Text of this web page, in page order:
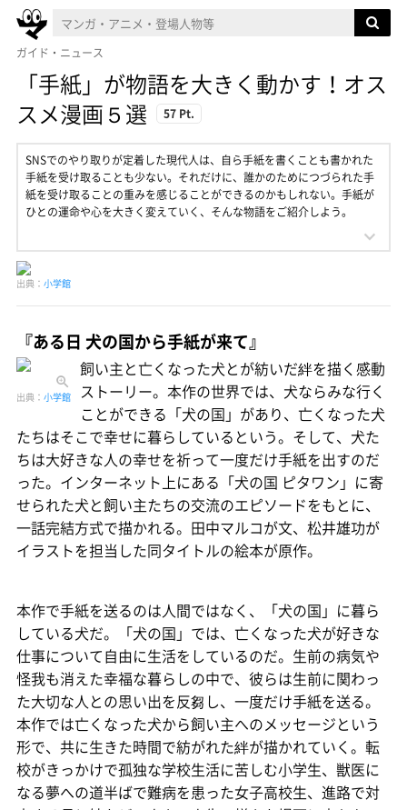
ガイド・ニュース
「手紙」が物語を大きく動かす！オス
スメ漫画５選
57 Pt.
SNSでのやり取りが定着した現代人は、自ら手紙を書くことも書かれた
手紙を受け取ることも少ない。それだけに、誰かのためにつづられた手
紙を受け取ることの重みを感じることができるのかもしれない。手紙が
ひとの運命や心を大きく変えていく、そんな物語をご紹介しよう。
出典： 小学館
『ある日 犬の国から手紙が来て』
出典： 小学館
飼い主と亡くなった犬とが紡いだ絆を描く感動
ストーリー。本作の世界では、犬ならみな行く
ことができる「犬の国」があり、亡くなった犬
たちはそこで幸せに暮らしているという。そして、犬た
ちは大好きな人の幸せを祈って一度だけ手紙を出すのだ
った。インターネット上にある「犬の国 ピタワン」に寄
せられた犬と飼い主たちの交流のエピソードをもとに、
一話完結方式で描かれる。田中マルコが文、松井雄功が
イラストを担当した同タイトルの絵本が原作。
本作で手紙を送るのは人間ではなく、「犬の国」に暮ら
している犬だ。「犬の国」では、亡くなった犬が好きな
仕事について自由に生活をしているのだ。生前の病気や
怪我も消えた幸福な暮らしの中で、彼らは生前に関わっ
た大切な人との思い出を反芻し、一度だけ手紙を送る。
本作では亡くなった犬から飼い主へのメッセージという
形で、共に生きた時間で紡がれた絆が描かれていく。転
校がきっかけで孤独な学校生活に苦しむ小学生、獣医に
なる夢への道半ばで難病を患った女子高校生、進路で対